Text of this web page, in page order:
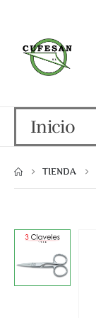
Inicio
TIENDA